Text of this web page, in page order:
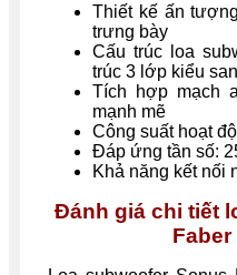
Thiết kế ấn
trưng bày
Cấu trúc loa
trúc 3 lớp kiểu
Tích hợp mạch
mạnh mẽ
Công suất hoạt
Đáp ứng tần số:
Khả năng kết nối
Đánh giá chi tiết
Faber